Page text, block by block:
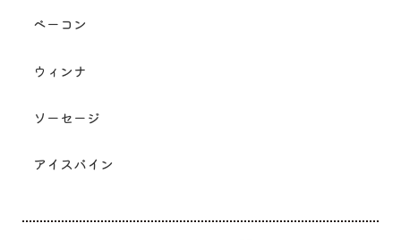
ベーコン
ウィンナ
ソーセージ
アイスバイン